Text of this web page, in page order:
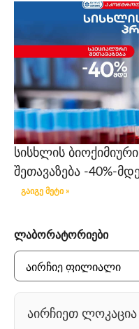
სისხლის
შეთავაზება -40%-
გაიგე მეტი »
ლაბორატორიები
აირჩიეთ ლოკაცია